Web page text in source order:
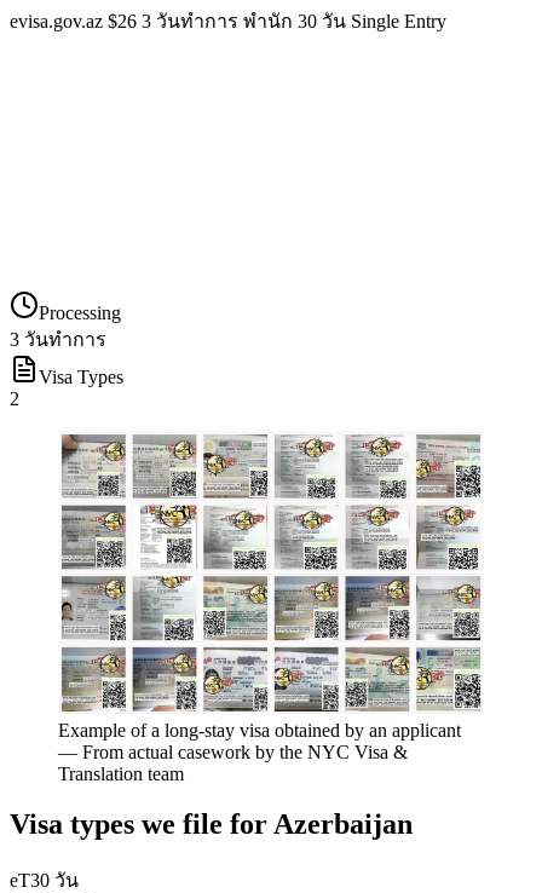
evisa.gov.az $26 3 วันทำการ พำนัก 30 วัน Single Entry
Processing
3 วันทำการ
Visa Types
2
Example of a long-stay visa obtained by an applicant
— From actual casework by the NYC Visa &
Translation team
Visa types we file forAzerbaijan
eT30 วัน